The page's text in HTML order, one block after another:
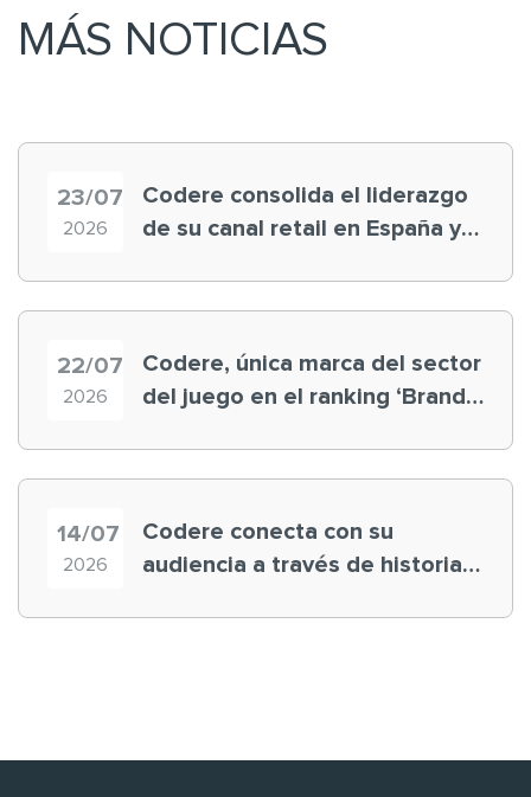
MÁS NOTICIAS
23/07
2026
Codere consolida el liderazgo
de su canal retail en España y
22/07
2026
Codere, única marca del sector
del juego en el ranking ‘Brand
14/07
2026
Codere conecta con su
audiencia a través de historias